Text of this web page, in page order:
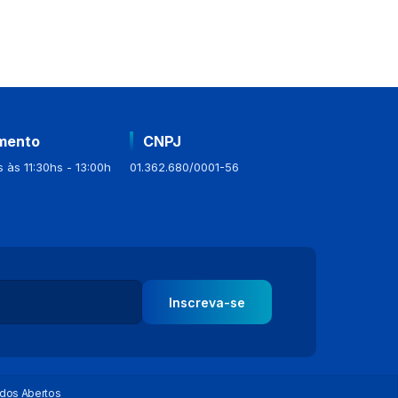
às 11:30hs - 13:00h
CNPJ
01.362.680/0001-56
Inscreva-se
Abertos